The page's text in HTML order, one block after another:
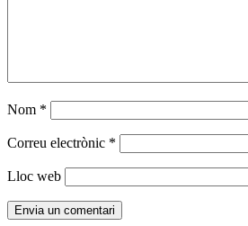
Nom *
Correu electrònic *
Lloc web